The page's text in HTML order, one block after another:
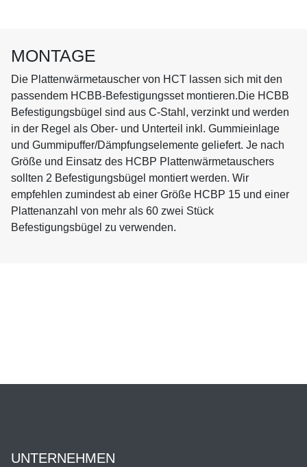
MONTAGE
Die Plattenwärmetauscher von HCT lassen sich mit den
passendem HCBB-Befestigungsset montieren.Die HCBB
Befestigungsbügel sind aus C-Stahl, verzinkt und werden
in der Regel als Ober- und Unterteil inkl. Gummieinlage
und Gummipuffer/Dämpfungselemente geliefert. Je nach
Größe und Einsatz des HCBP Plattenwärmetauschers
sollten 2 Befestigungsbügel montiert werden. Wir
empfehlen zumindest ab einer Größe HCBP 15 und einer
Plattenanzahl von mehr als 60 zwei Stück
Befestigungsbügel zu verwenden.
UNTERNEHMEN